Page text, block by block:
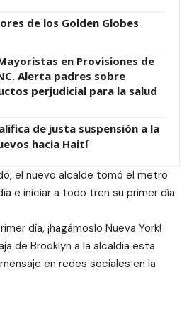
de los Golden Globes
en Provisiones de
Alerta padres sobre
perjudicial para la salud
de justa suspensión a la
hacia Haití
el nuevo alcalde tomó el metro
e iniciar a todo tren su primer día
día, ¡hagámoslo Nueva York!
de Brooklyn a la alcaldía esta
en redes sociales en la